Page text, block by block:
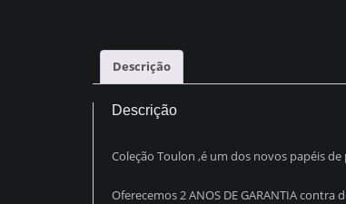
Descrição
Descrição
Coleção Toulon ,é um dos novos papéis
Oferecemos 2 ANOS DE GARANTIA contra